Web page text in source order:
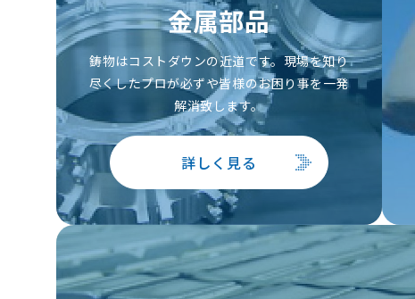
金属部品
鋳物はコストダウンの近道です。現場を知り
尽くしたプロが必ずや皆様のお困り事を一発
解消致します。
詳しく見る